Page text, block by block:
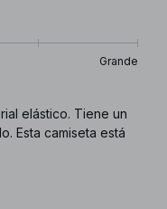
Grande
elástico. Tiene un
Esta camiseta está